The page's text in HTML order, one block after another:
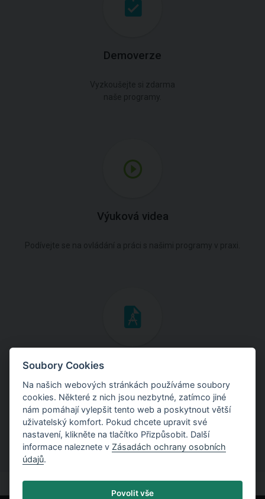
Demoverze
Výuková videa
Inženýrské manuály
Stáhněte si manuály s teoretickými i praktickými ukázkami
použití programů.
Soubory Cookies
Na našich webových stránkách používáme soubory
cookies. Některé z nich jsou nezbytné, zatímco jiné
nám pomáhají vylepšit tento web a poskytnout větší
uživatelský komfort. Pokud chcete upravit své
nastavení, klikněte na tlačítko Přizpůsobit. Další
informace naleznete v Zásadách ochrany osobních
údajů.
Povolit vše